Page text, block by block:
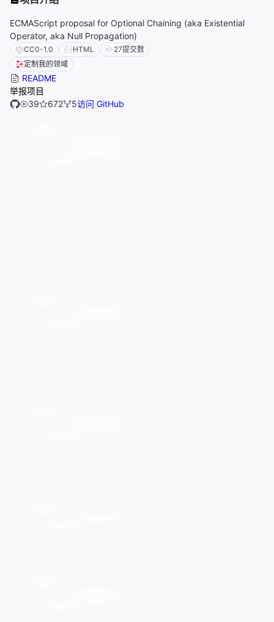
ECMAScript proposal for Optional Chaining (aka Existential
Operator, aka Null Propagation)
CC0-1.0 HTML 27提交数
定制我的领域
README
举报项目
39
672 5访问 GitHub